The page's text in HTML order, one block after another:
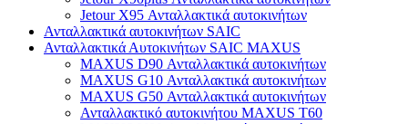
Jetour X95 Ανταλλακτικά αυτοκινήτων
Ανταλλακτικά αυτοκινήτων SAIC
Ανταλλακτικά Αυτοκινήτων SAIC MAXUS
MAXUS D90 Ανταλλακτικά αυτοκινήτων
MAXUS G10 Ανταλλακτικά αυτοκινήτων
MAXUS G50 Ανταλλακτικά αυτοκινήτων
Ανταλλακτικό αυτοκινήτου MAXUS T60